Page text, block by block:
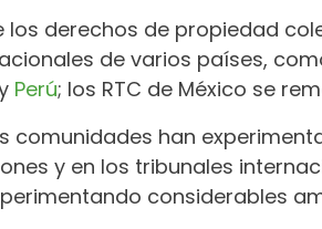
los derechos de propiedad
de varios países,
Perú; los RTC de México se
comunidades han
y en los tribunales
considerables